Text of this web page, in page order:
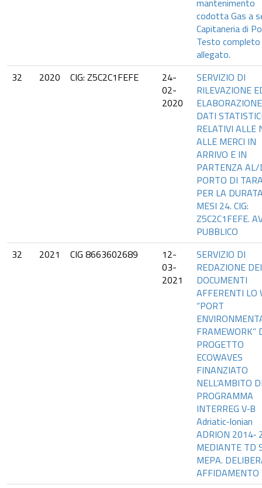
mantenimento
codotta Gas a
Capitaneria di
Testo completo
allegato.
32
2020 CIG: Z5C2C1FEFE
24-
02-
2020
SERVIZIO DI
RILEVAZIONE
DATI
RELATIVI ALLE
ALLE MERCI IN
ARRIVO E IN
PARTENZA
PORTO DI
PER LA
MESI 24. CIG:
Z5C2C1FEFE.
PUBBLICO
32
2021 CIG 8663602689
12-
03-
2021
SERVIZIO DI
REDAZIONE DEI
DOCUMENTI
AFFERENTI LO
“PORT
FRAMEWORK”
PROGETTO
ECOWAVES
FINANZIATO
NELL’AMBITO
PROGRAMMA
INTERREG V‐B
Adriatic‐Ionian
ADRION 2014‐
MEDIANTE TD
MEPA.
AFFIDAMENTO